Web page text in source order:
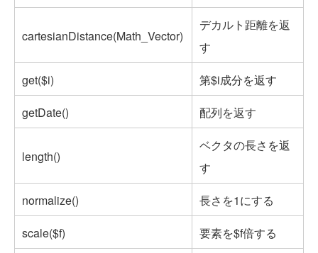
cartesianDistance(Math_Vector)
デカルト距離を返
す
get($i)
第$i成分を返す
getDate()
配列を返す
length()
ベクタの長さを返
す
normalize()
長さを1にする
scale($f)
要素を$f倍する